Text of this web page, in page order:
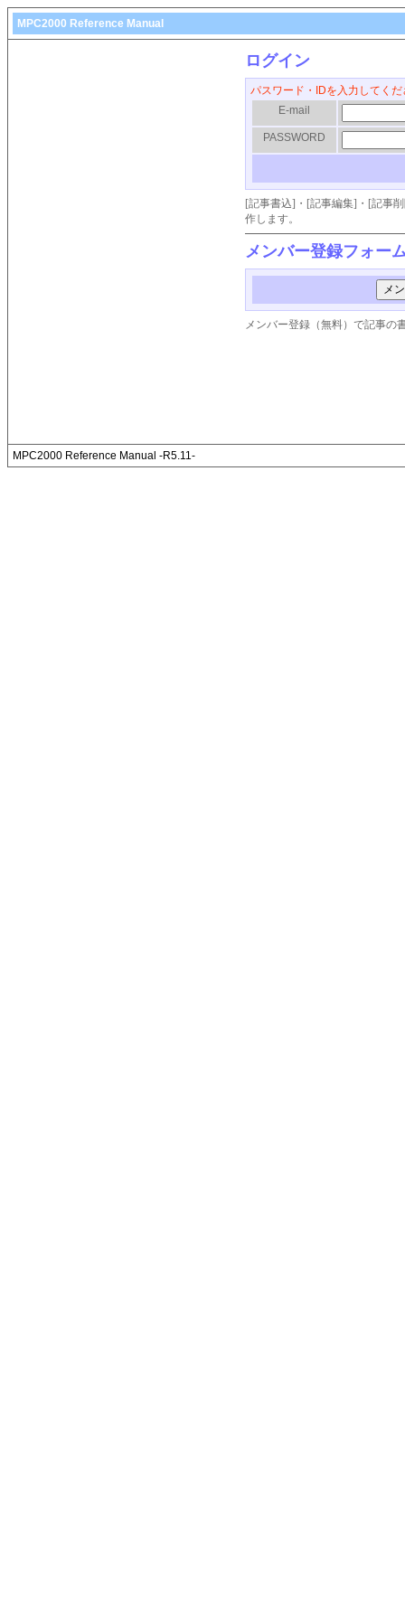
MPC2000 Reference Manual
ログイン
パスワード・IDを入力してくだ
E-mail
PASSWORD
[記事書込]・[記事編集]・[記事
作します。
メンバー登録フォー
メンバー登録（無料）で記事の
MPC2000 Reference Manual -R5.11-